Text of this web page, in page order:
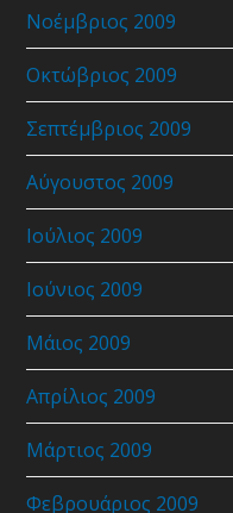
Νοέμβριος 2009
Οκτώβριος 2009
Σεπτέμβριος 2009
Αύγουστος 2009
Ιούλιος 2009
Ιούνιος 2009
Μάιος 2009
Απρίλιος 2009
Μάρτιος 2009
Φεβρουάριος 2009